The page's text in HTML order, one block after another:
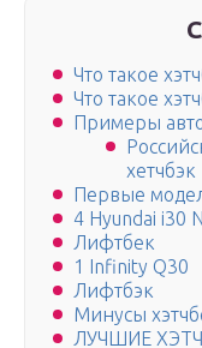
Что такое
Что такое
Примеры
хетчбэк
Первые
4 Hyundai i30 N
Лифтбек
1 Infinity Q30
Лифтбэк
Минусы
ЛУЧШИЕ